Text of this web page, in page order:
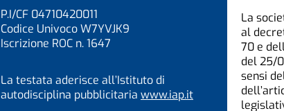
P.I/CF 04710420011
Codice Univoco W7YVJK9
Iscrizione ROC n. 1647
La testata aderisce all’Istituto di
autodisciplina pubblicitaria www.iap.it
La
al
70 e
del 25/
sensi